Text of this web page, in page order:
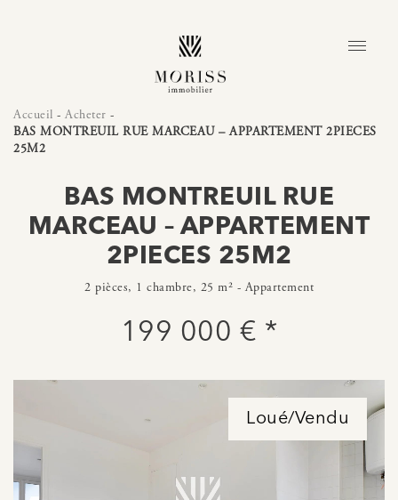
Accueil - Acheter -
BAS MONTREUIL RUE MARCEAU – APPARTEMENT 2PIECES
25M2
BAS MONTREUIL RUE
MARCEAU – APPARTEMENT
2PIECES 25M2
2 pièces, 1 chambre, 25 m² - Appartement
199 000 € *
Loué/Vendu